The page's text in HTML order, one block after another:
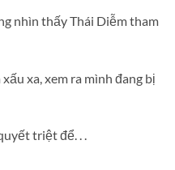
nhìn thấy Thái Diễm tham
xa, xem ra mình đang bị
triệt để. . .